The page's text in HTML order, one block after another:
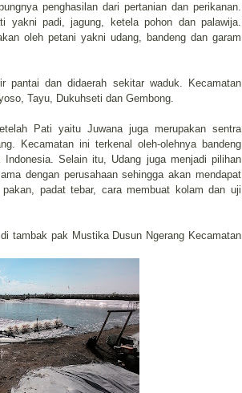
penghasilan dari pertanian dan perikanan.
yakni padi, jagung, ketela pohon dan palawija.
oleh petani yakni udang, bandeng dan garam
pantai dan didaerah sekitar waduk. Kecamatan
Tayu, Dukuhseti dan Gembong.
Pati yaitu Juwana juga merupakan sentra
Kecamatan ini terkenal oleh-olehnya bandeng
Selain itu, Udang juga menjadi pilihan
dengan perusahaan sehingga akan mendapat
padat tebar, cara membuat kolam dan uji
tambak pak Mustika Dusun Ngerang Kecamatan